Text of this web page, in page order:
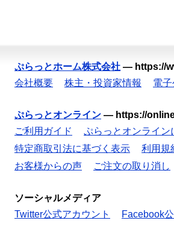
ぷらっとホーム株式会社 — https://
会社概要
株主・投資家情報 電
ぷらっとオンライン — https://
ご利用ガイド
ぷらっとオンライン
特定商取引法に基づく表示
利用規
お客様からの声
ご注文の取り消し
ソーシャルメディア
Twitter公式アカウント
Facebook